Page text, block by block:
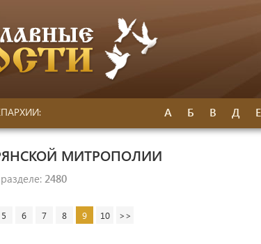
А Б В Д Е
МИТРОПОЛИИ
2480
5 6 7 8 9 10 >>